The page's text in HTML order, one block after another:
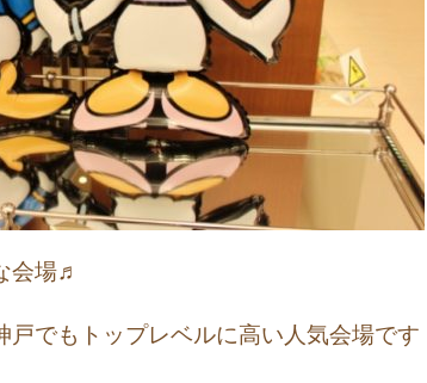
会場♬
でもトップレベルに高い人気会場です